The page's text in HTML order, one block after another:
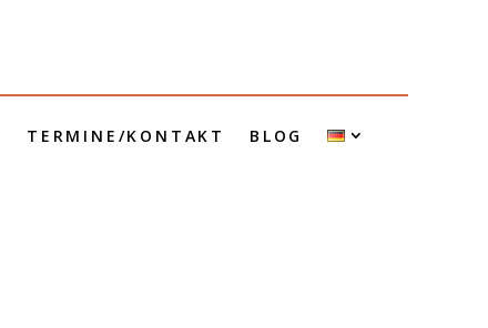
TERMINE/KONTAKT BLOG